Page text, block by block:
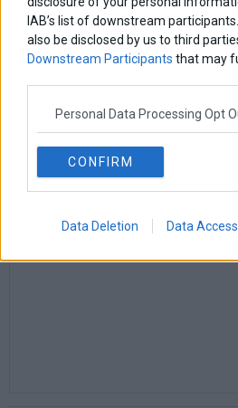
IAB’s list of downstream
also be disclosed by us to third
Downstream Participants that may
Personal Data Processing Opt
CONFIRM
Data Deletion Data Access
vergos-kwnstantinos